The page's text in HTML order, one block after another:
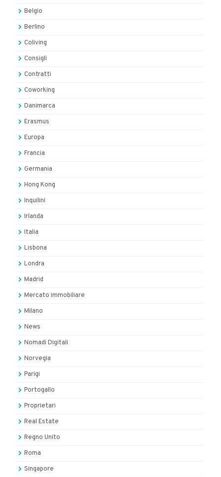
Belgio
Berlino
Coliving
Consigli
Contratti
Coworking
Danimarca
Erasmus
Europa
Francia
Germania
Hong Kong
Inquilini
Irlanda
Italia
Lisbona
Londra
Madrid
Mercato immobiliare
Milano
News
Nomadi Digitali
Norvegia
Parigi
Portogallo
Proprietari
Real Estate
Regno Unito
Roma
Singapore